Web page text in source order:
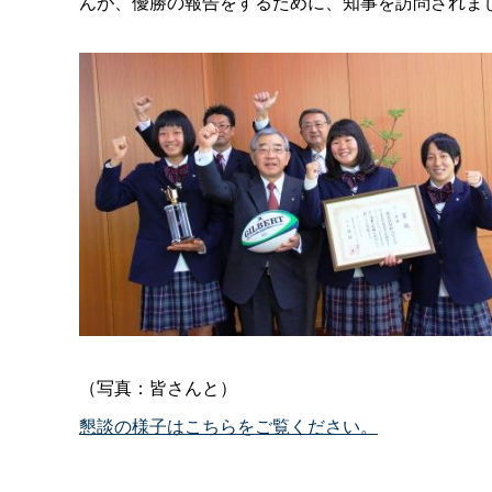
（写真：皆さんと）
懇談の様子はこちらをご覧ください。